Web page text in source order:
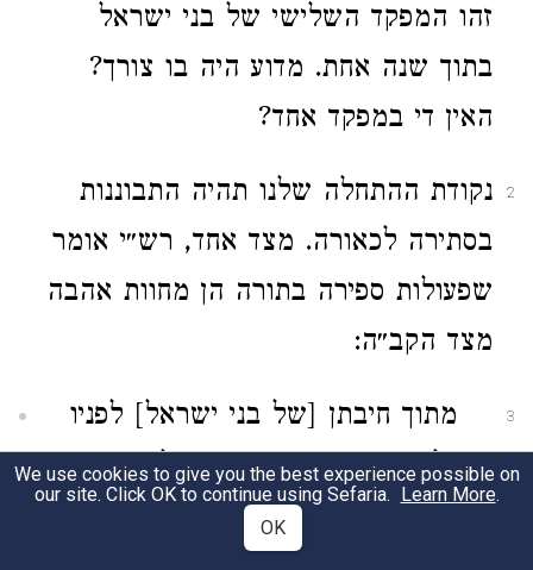
זהו המפקד השלישי של בני ישראל
בתוך שנה אחת. מדוע היה בו צורך?
האין די במפקד אחד?
2
נקודת ההתחלה שלנו תהיה התבוננות
בסתירה לכאורה. מצד אחד, רש״י אומר
שפעולות ספירה בתורה הן מחוות אהבה
מצד הקב״ה:
3
מתוך חיבתן [של בני ישראל] לפניו
[לפני ה׳] – מונה אותם כל שעה.
כשיצאו ממצרים מְנָאָן; וכשנפלו
We use cookies to give you the best experience possible on
our site. Click OK to continue using Sefaria. Learn More.
OK